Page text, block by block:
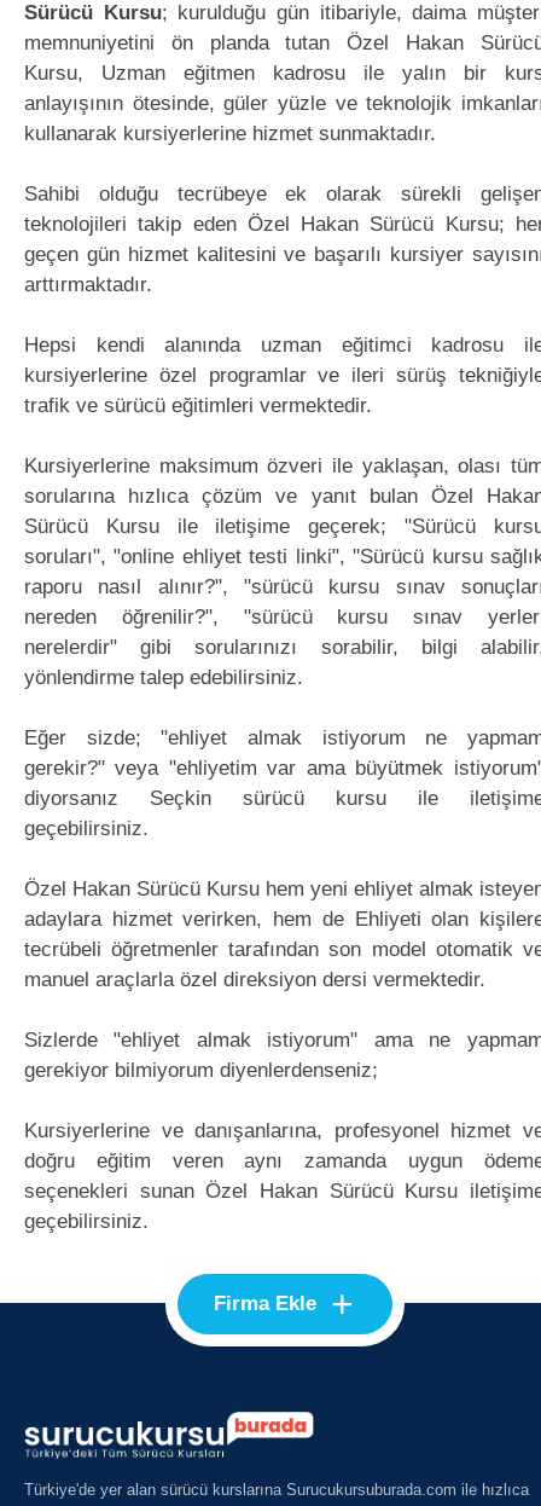
Sürücü Kursu; kurulduğu gün itibariyle, daima
memnuniyetini ön planda tutan Özel Hakan
Kursu, Uzman eğitmen kadrosu ile yalın bir
anlayışının ötesinde, güler yüzle ve teknolojik
kullanarak kursiyerlerine hizmet sunmaktadır.
Sahibi olduğu tecrübeye ek olarak sürekli
teknolojileri takip eden Özel Hakan Sürücü Kursu;
geçen gün hizmet kalitesini ve başarılı kursiyer
arttırmaktadır.
Hepsi kendi alanında uzman eğitimci kadrosu
kursiyerlerine özel programlar ve ileri sürüş
trafik ve sürücü eğitimleri vermektedir.
Kursiyerlerine maksimum özveri ile yaklaşan, olası
sorularına hızlıca çözüm ve yanıt bulan Özel
Sürücü Kursu ile iletişime geçerek; "Sürücü
soruları", "online ehliyet testi linki", "Sürücü kursu
raporu nasıl alınır?", "sürücü kursu sınav
nereden öğrenilir?", "sürücü kursu sınav
nerelerdir" gibi sorularınızı sorabilir, bilgi
yönlendirme talep edebilirsiniz.
Eğer sizde; "ehliyet almak istiyorum ne
gerekir?" veya "ehliyetim var ama büyütmek
diyorsanız Seçkin sürücü kursu ile
geçebilirsiniz.
Özel Hakan Sürücü Kursu hem yeni ehliyet almak
adaylara hizmet verirken, hem de Ehliyeti olan
tecrübeli öğretmenler tarafından son model otomatik
manuel araçlarla özel direksiyon dersi vermektedir.
Sizlerde "ehliyet almak istiyorum" ama ne
gerekiyor bilmiyorum diyenlerdenseniz;
Kursiyerlerine ve danışanlarına, profesyonel hizmet
doğru eğitim veren aynı zamanda uygun
seçenekleri sunan Özel Hakan Sürücü Kursu
geçebilirsiniz.
Firma Ekle +
Türkiye'de yer alan sürücü kurslarına Surucukursuburada.com ile hızlıca